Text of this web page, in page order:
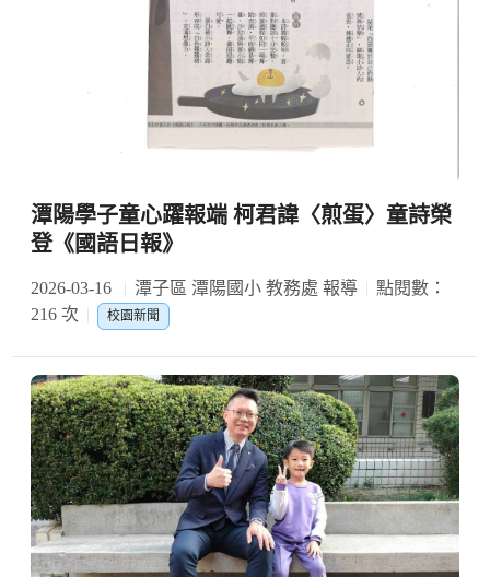
潭陽學子童心躍報端 柯君諱〈煎蛋〉童詩榮
登《國語日報》
2026-03-16 潭子區 潭陽國小 教務處 報導
點閱數：
216 次
校園新聞